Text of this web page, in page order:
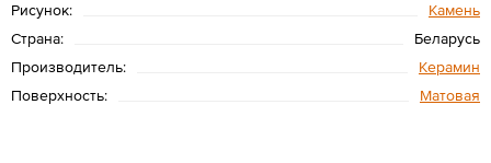
Рисунок:
Камень
Страна:
Беларусь
Производитель:
Керамин
Поверхность:
Матовая